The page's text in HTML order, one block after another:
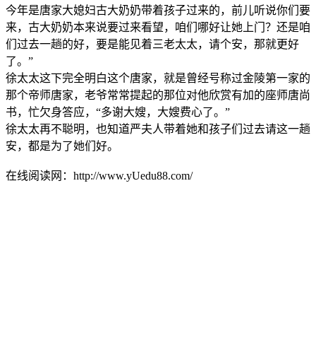
今年是唐家大媳妇古大奶奶带着孩子过来的，前儿听说你们要
来，古大奶奶本来说要过来看望，咱们哪好让她上门？还是咱
们过去一趟的好，要是能见着三老太太，请个安，那就更好
了。”
徐太太这下完全明白这个唐家，就是曾经号称过金陵第一家的
那个帝师唐家，老爷常常提起的那位对他欣赏有加的座师唐尚
书，忙欠身答应，“多谢大嫂，大嫂费心了。”
徐太太再不聪明，也知道严夫人带着她和孩子们过去请这一趟
安，都是为了她们好。
在线阅读网：http://www.yUedu88.com/